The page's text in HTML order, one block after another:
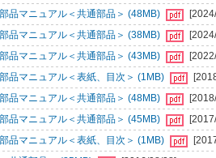
品マニュアル＜共通部品＞ (48MB)
品マニュアル＜共通部品＞ (38MB)
品マニュアル＜共通部品＞ (43MB)
品マニュアル＜表紙、目次＞ (1MB)
品マニュアル＜共通部品＞ (48MB)
品マニュアル＜共通部品＞ (45MB)
品マニュアル＜表紙、目次＞ (1MB)